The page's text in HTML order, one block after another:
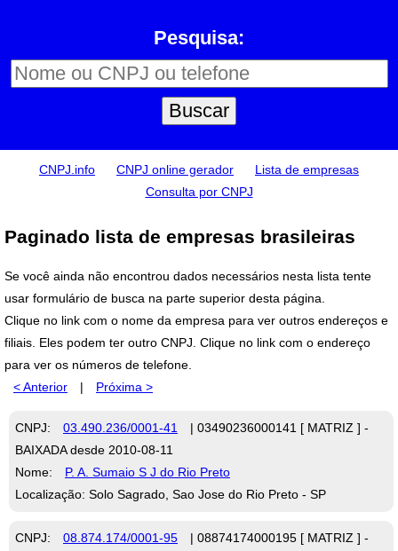
Pesquisa:
CNPJ.info CNPJ online gerador
Lista de empresas
Consulta por CNPJ
Paginado lista de empresas brasileiras
Se você ainda não encontrou dados necessários nesta lista tente
usar formulário de busca na parte superior desta página.
Clique no link com o nome da empresa para ver outros endereços e
filiais. Eles podem ter outro CNPJ. Clique no link com o endereço
para ver os números de telefone.
< Anterior
| Próxima >
CNPJ: 03.490.236/0001-41
| 03490236000141 [ MATRIZ ] -
BAIXADA desde 2010-08-11
Nome:
P. A. Sumaio S J do Rio Preto
Localização: Solo Sagrado, Sao Jose do Rio Preto - SP
CNPJ: 08.874.174/0001-95
| 08874174000195 [ MATRIZ ] -